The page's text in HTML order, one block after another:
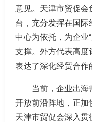
意见。天津市贸促会
台，充分发挥在国
中心为依托，为企业
支撑。外方代表高度
表达了深化经贸合作
当前，企业出海
开放前沿阵地，正加
天津市贸促会深入